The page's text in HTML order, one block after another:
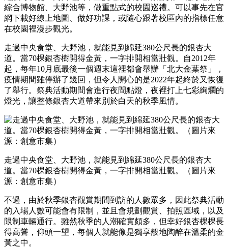
綜合博物館、大野池等，做重點式的校園巡禮。可以事先在官
網下載好線上地圖、做好功課，或隨心跟著校區內的指標任意
在校園裡漫步觀光。
走過中央食堂、大野池，就能見到綿延380公尺長的銀杏大
道。當70棵銀杏樹開得金黃，一字排開相當壯觀。自2012年
起，每年10月底最後一個週末這裡都會舉辦「北大金葉祭」，
疫情期間雖停辦了幾回，但令人開心的是2022年起終於又恢復
了舉行。祭典活動期間會進行夜間點燈，夜裡打上七彩絢爛的
燈光，讓整條銀杏大道帶來別於白天的秋季風情。
走過中央食堂、大野池，就能見到綿延380公尺長的銀杏大
道。當70棵銀杏樹開得金黃，一字排開相當壯觀。（圖片來
源：創意市集）
不過，由於秋季銀杏觀賞期間到訪的人數眾多，因此祭典活動
的入場人數可能會有限制，並且會規劃觀賞、拍照區域，以及
限制車輛通行。雖然秋季的人潮確實頗多，但幸好銀杏棵棵長
得高聳，仰頭一望，每個人就能像是獨享般地陶醉在溫柔的金
黃之中。